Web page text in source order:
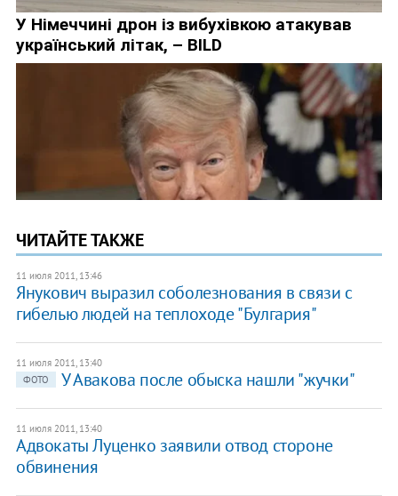
ЧИТАЙТЕ ТАКЖЕ
11 июля 2011, 13:46
Янукович выразил соболезнования в связи с
гибелью людей на теплоходе "Булгария"
11 июля 2011, 13:40
ФОТО
У Авакова после обыска нашли "жучки"
11 июля 2011, 13:40
Адвокаты Луценко заявили отвод стороне
обвинения